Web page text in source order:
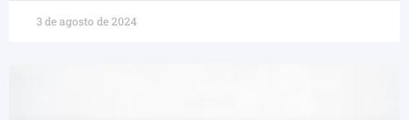
3 de agosto de 2024